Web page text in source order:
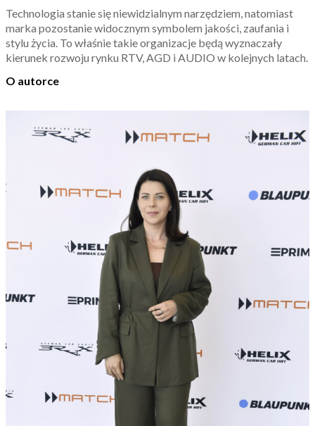
Technologia stanie się niewidzialnym narzędziem, natomiast
marka pozostanie widocznym symbolem jakości, zaufania i
stylu życia. To właśnie takie organizacje będą wyznaczały
kierunek rozwoju rynku RTV, AGD i AUDIO w kolejnych latach.
O autorce